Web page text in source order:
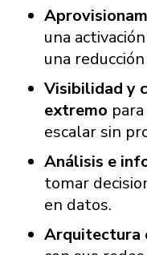
una
una
Visibilidad y
extremo
escalar sin
Análisis e
tomar
en datos.
Arquitectura